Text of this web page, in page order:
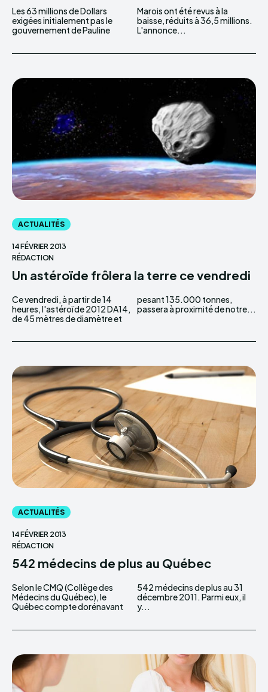
Les 63 millions de Dollars
exigées initialement pas le
gouvernement de Pauline
Marois ont été revus à la
baisse, réduits à 36,5 millions.
L'annonce...
ACTUALITÉS
14 FÉVRIER 2013
RÉDACTION
Un astéroïde frôlera la terre ce vendredi
Ce vendredi, à partir de 14
heures, l'astéroïde 2012 DA14,
de 45 mètres de diamètre et
pesant 135.000 tonnes,
passera à proximité de notre...
ACTUALITÉS
14 FÉVRIER 2013
RÉDACTION
542 médecins de plus au Québec
Selon le CMQ (Collège des
Médecins du Québec), le
Québec compte dorénavant
542 médecins de plus au 31
décembre 2011. Parmi eux, il
y...